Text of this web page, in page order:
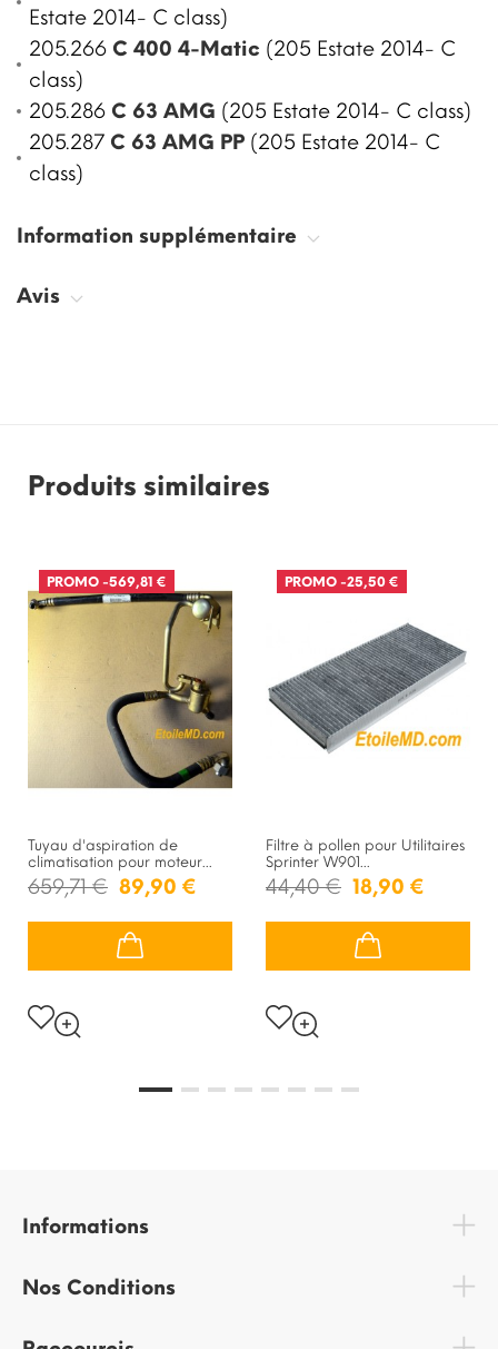
Estate 2014- C class)
205.266 C 400 4-Matic (205 Estate 2014- C
class)
205.286 C 63 AMG (205 Estate 2014- C class)
205.287 C 63 AMG PP (205 Estate 2014- C
class)
Information supplémentaire
Avis
Produits similaires
PROMO -569,81 €
Tuyau d'aspiration de
climatisation pour moteur...
659,71 € 89,90 €
PROMO -25,50 €
Filtre à pollen pour Utilitaires
Sprinter W901...
44,40 € 18,90 €
Informations
Nos Conditions